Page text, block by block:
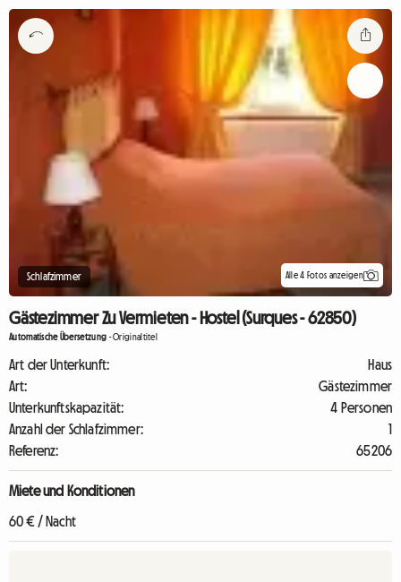
Schlafzimmer Alle 4 Fotos anzeigen
Gästezimmer Zu Vermieten - Hostel (Surques - 62850)
Automatische Übersetzung -Originaltitel
Art der Unterkunft:
Haus
Art:
Gästezimmer
Unterkunftskapazität:
4 Personen
Anzahl der Schlafzimmer:
1
Referenz:
65206
Miete und Konditionen
60 € / Nacht